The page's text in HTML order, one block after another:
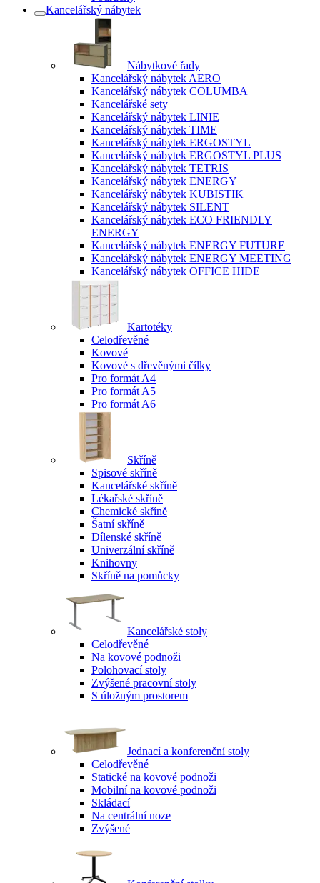
Kancelářský nábytek
Nábytkové řady
Kancelářský nábytek AERO
Kancelářský nábytek COLUMBA
Kancelářské sety
Kancelářský nábytek LINIE
Kancelářský nábytek TIME
Kancelářský nábytek ERGOSTYL
Kancelářský nábytek ERGOSTYL PLUS
Kancelářský nábytek TETRIS
Kancelářský nábytek ENERGY
Kancelářský nábytek KUBISTIK
Kancelářský nábytek SILENT
Kancelářský nábytek ECO FRIENDLY
ENERGY
Kancelářský nábytek ENERGY FUTURE
Kancelářský nábytek ENERGY MEETING
Kancelářský nábytek OFFICE HIDE
Kartotéky
Celodřevěné
Kovové
Kovové s dřevěnými čílky
Pro formát A4
Pro formát A5
Pro formát A6
Skříně
Spisové skříně
Kancelářské skříně
Lékařské skříně
Chemické skříně
Šatní skříně
Dílenské skříně
Univerzální skříně
Knihovny
Skříně na pomůcky
Kancelářské stoly
Celodřevěné
Na kovové podnoži
Polohovací stoly
Zvýšené pracovní stoly
S úložným prostorem
Jednací a konferenční stoly
Celodřevěné
Statické na kovové podnoži
Mobilní na kovové podnoži
Skládací
Na centrální noze
Zvýšené